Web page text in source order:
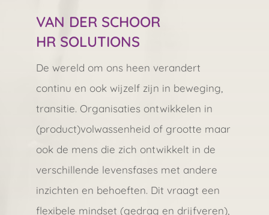
VAN DER SCHOOR
HR SOLUTIONS
De wereld om ons heen verandert
continu en ook wijzelf zijn in beweging,
transitie. Organisaties ontwikkelen in
(product)volwassenheid of grootte maar
ook de mens die zich ontwikkelt in de
verschillende levensfases met andere
inzichten en behoeften. Dit vraagt een
flexibele mindset (gedrag en drijfveren),